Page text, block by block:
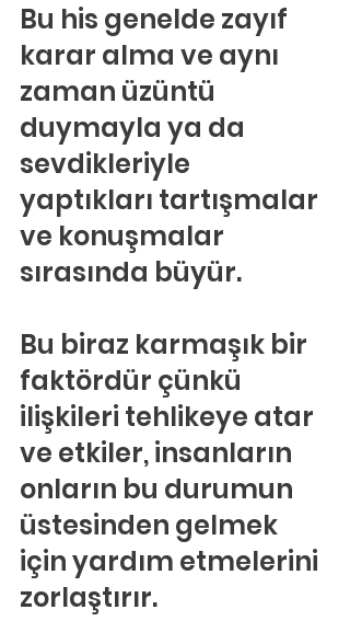
Bu his genelde zayıf
karar alma ve aynı
zaman üzüntü
duymayla ya da
sevdikleriyle
yaptıkları tartışmalar
ve konuşmalar
sırasında büyür.
Bu biraz karmaşık bir
faktördür çünkü
ilişkileri tehlikeye atar
ve etkiler, insanların
onların bu durumun
üstesinden gelmek
için yardım etmelerini
zorlaştırır.